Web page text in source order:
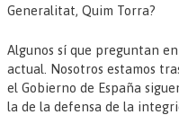
Generalitat, Quim Torra?
Algunos sí que preguntan
actual. Nosotros estamos
el Gobierno de España
la de la defensa de la